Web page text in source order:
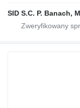
SID S.C. P. Banach,